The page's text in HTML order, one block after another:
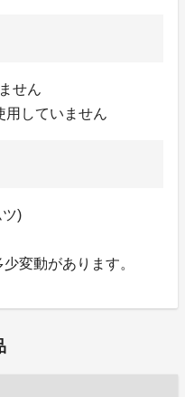
せん
用していません
ツ)
変動があります。